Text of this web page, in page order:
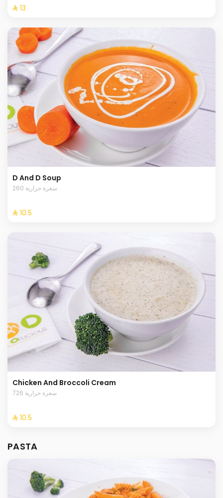
⁨⁦‪‬ 13⁩
D And D Soup
260 سعرة حرارية
⁨⁦‪‬ 10.5⁩
Chicken And Broccoli Cream
726 سعرة حرارية
⁨⁦‪‬ 10.5⁩
PASTA